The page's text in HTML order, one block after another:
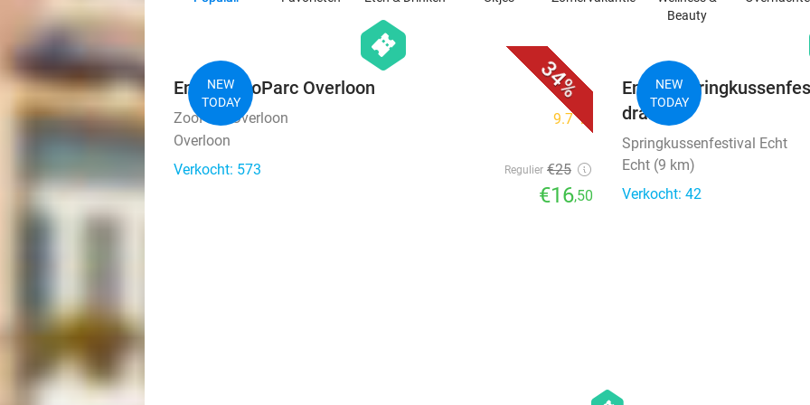
Beauty
34%
NEW
TODAY
hexagon
events
Entree ZooParc Overloon
ZooParc Overloon 9.7star
Overloon
Verkocht: 573
Regulier €25
€16,50
NEW
TODAY
Entree
drankje
Springkussenfestival Echt
Echt (9 km)
Verkocht: 42